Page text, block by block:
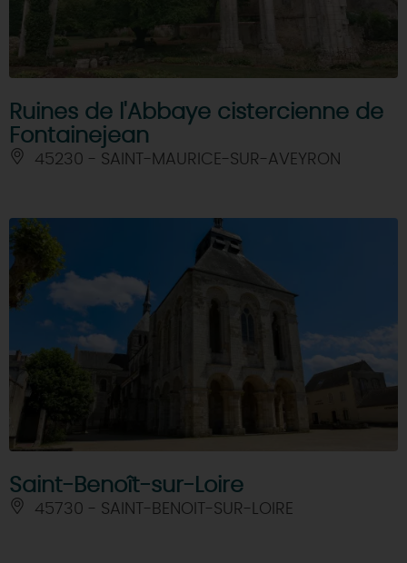
Ruines de l'Abbaye cistercienne de
Fontainejean
45230 - SAINT-MAURICE-SUR-AVEYRON
Saint-Benoît-sur-Loire
45730 - SAINT-BENOIT-SUR-LOIRE